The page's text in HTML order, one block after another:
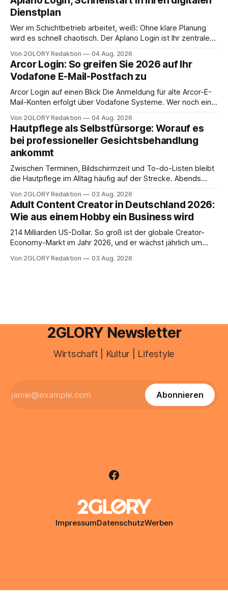
Dienstplan
Wer im Schichtbetrieb arbeitet, weiß: Ohne klare Planung
wird es schnell chaotisch. Der Aplano Login ist Ihr zentraler
abwesenheiten und die gesamte kommunikation rund um
Ihr personal digital zu organisieren. In diesem Leitfaden
erfahren Sie alles, was Sie für einen reibungslosen Einstieg
brauchen, von der Registrierung
Von 2GLORY Redaktion 04 Aug. 2026
Arcor Login: So greifen Sie 2026 auf Ihr
Vodafone E-Mail-Postfach zu
Arcor Login auf einen Blick Die Anmeldung für alte Arcor-E-
Mail-Konten erfolgt über Vodafone Systeme. Wer noch eine
besitzt, loggt sich heute über das Vodafone E-Mail & Cloud
Portal ein. Der klassische Arcor Login über mail.
Von 2GLORY Redaktion 04 Aug. 2026
Hautpflege als Selbstfürsorge: Worauf es
bei professioneller Gesichtsbehandlung
ankommt
Zwischen Terminen, Bildschirmzeit und To-do-Listen bleibt
die Hautpflege im Alltag häufig auf der Strecke. Abends
Drogerie – mehr ist zeitlich oft nicht drin. Dabei reagiert die
Haut empfindlich auf Stress, Schlafmangel und
Umwelteinflüsse: Sie wirkt müde, spannt oder neigt zu
Unreinheiten. Professionelle
Von 2GLORY Redaktion 03 Aug. 2026
Adult Content Creator in Deutschland 2026:
Wie aus einem Hobby ein Business wird
214 Milliarden US-Dollar. So groß ist der globale Creator-
Economy-Markt im Jahr 2026, und er wächst jährlich um
ist längst ein ernstzunehmender Wirtschaftszweig. Weltweit
Von 2GLORY Redaktion 03 Aug. 2026
2GLORY Newsletter
Wirtschaft | Kultur | Lifestyle
Abonnieren
ImpressumDatenschutzWerben